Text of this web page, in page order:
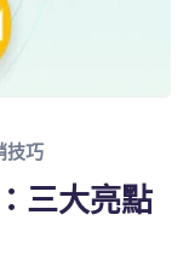
巧
三大亮點